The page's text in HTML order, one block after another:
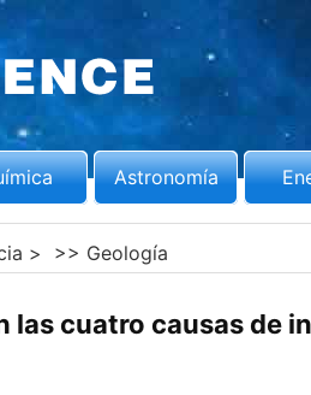
Astronomía
> >> Geología
las cuatro causas de